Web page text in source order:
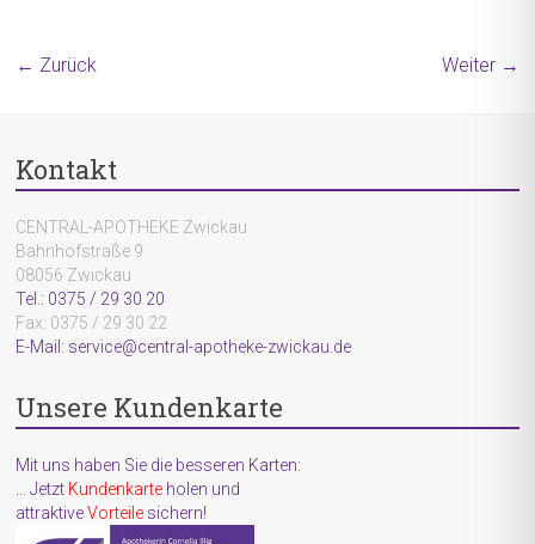
← Zurück Weiter →
Kontakt
CENTRAL-APOTHEKE Zwickau
Bahnhofstraße 9
08056 Zwickau
Tel.: 0375 / 29 30 20
Fax: 0375 / 29 30 22
E-Mail: service@central-apotheke-zwickau.de
Unsere Kundenkarte
Mit uns haben Sie die besseren Karten:
... Jetzt Kundenkarte holen und
attraktiveVorteile sichern!